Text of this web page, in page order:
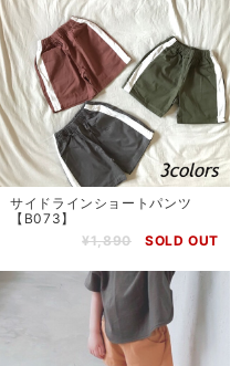
サイドラインショートパンツ
【B073】
¥1,890
SOLD OUT